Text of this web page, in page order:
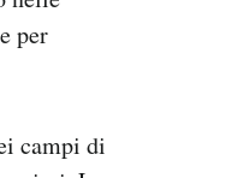
per
campi di